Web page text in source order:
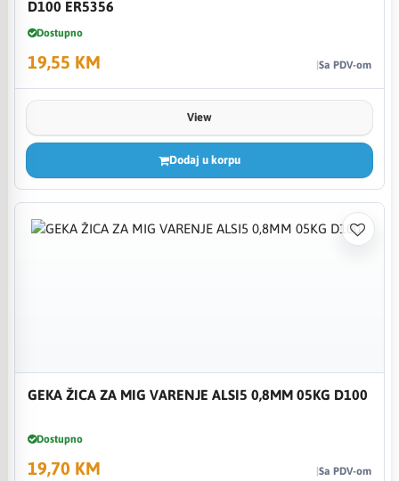
D100 ER5356
Dostupno
19,55 KM Sa PDV-om
View
Dodaj u korpu
GEKA ŽICA ZA MIG VARENJE ALSI5 0,8MM 05KG D100
Dostupno
19,70 KM Sa PDV-om